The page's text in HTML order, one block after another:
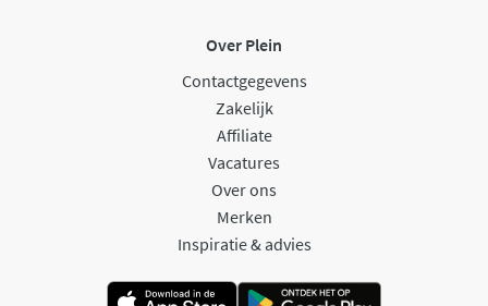
Over Plein
Contactgegevens
Zakelijk
Affiliate
Vacatures
Over ons
Merken
Inspiratie & advies